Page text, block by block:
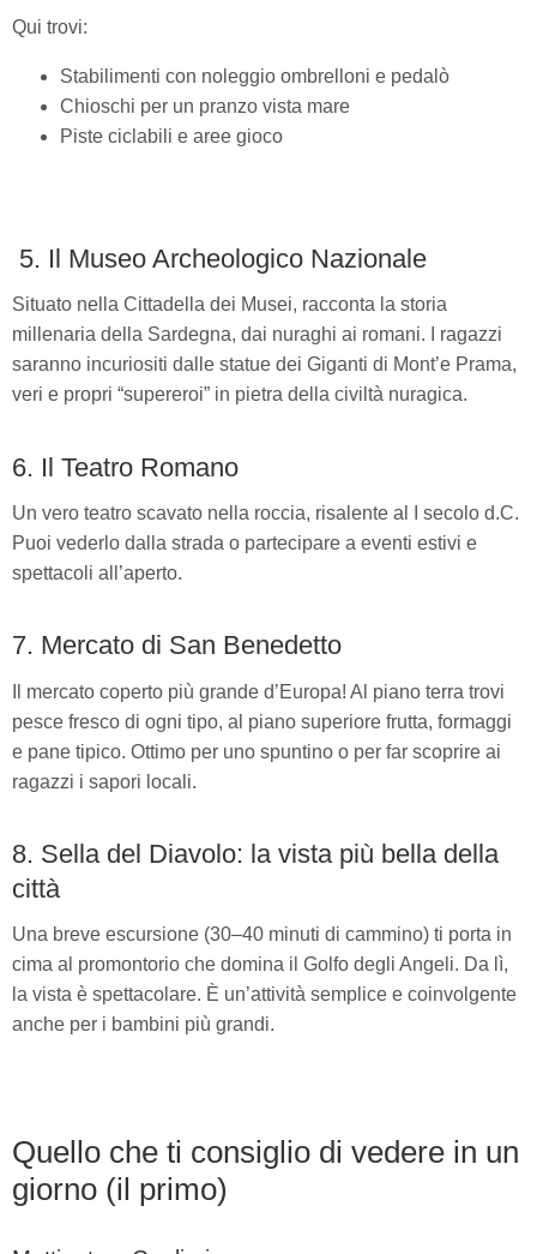
Qui trovi:
Stabilimenti con noleggio ombrelloni e pedalò
Chioschi per un pranzo vista mare
Piste ciclabili e aree gioco
5. Il Museo Archeologico Nazionale
Situato nella Cittadella dei Musei, racconta la storia
millenaria della Sardegna, dai nuraghi ai romani. I ragazzi
saranno incuriositi dalle statue dei Giganti di Mont’e Prama,
veri e propri “supereroi” in pietra della civiltà nuragica.
6. Il Teatro Romano
Un vero teatro scavato nella roccia, risalente al I secolo d.C.
Puoi vederlo dalla strada o partecipare a eventi estivi e
spettacoli all’aperto.
7. Mercato di San Benedetto
Il mercato coperto più grande d’Europa! Al piano terra trovi
pesce fresco di ogni tipo, al piano superiore frutta, formaggi
e pane tipico. Ottimo per uno spuntino o per far scoprire ai
ragazzi i sapori locali.
8. Sella del Diavolo: la vista più bella della
città
Una breve escursione (30–40 minuti di cammino) ti porta in
cima al promontorio che domina il Golfo degli Angeli. Da lì,
la vista è spettacolare. È un’attività semplice e coinvolgente
anche per i bambini più grandi.
Quello che ti consiglio di vedere in un
giorno (il primo)